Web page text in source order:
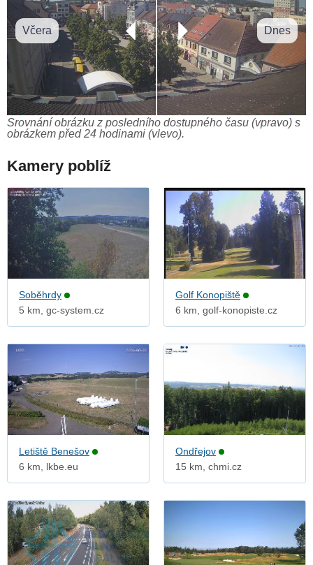
Včera Dnes
Srovnání obrázku z posledního dostupného času (vpravo) s
obrázkem před 24 hodinami (vlevo).
Kamery poblíž
Soběhrdy
5 km, gc-system.cz
Golf Konopiště
6 km, golf-konopiste.cz
Letiště Benešov
6 km, lkbe.eu
Ondřejov
15 km, chmi.cz